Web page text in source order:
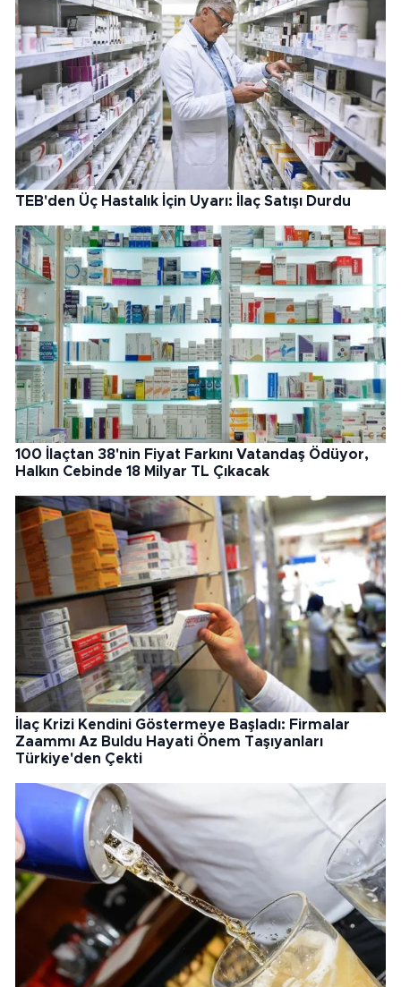
TEB'den Üç Hastalık İçin Uyarı: İlaç Satışı Durdu
100 İlaçtan 38'nin Fiyat Farkını Vatandaş Ödüyor,
Halkın Cebinde 18 Milyar TL Çıkacak
İlaç Krizi Kendini Göstermeye Başladı: Firmalar
Zaammı Az Buldu Hayati Önem Taşıyanları
Türkiye'den Çekti